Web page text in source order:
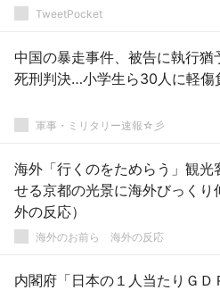
TweetPocket
中国の暴走事件、被告に執行猶
死刑判決…小学生ら30人に軽傷
軍事・ミリタリー速報☆彡
海外「行くのをためらう」観光
せる京都の光景に海外びっくり
外の反応）
海外のお前ら 海外の反応
内閣府「日本の１人当たりＧＤ